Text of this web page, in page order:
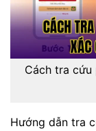
Cách tra cứu
Hướng dẫn tra